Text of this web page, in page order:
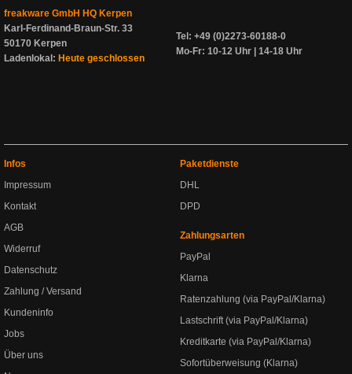
freakware GmbH HQ Kerpen
Karl-Ferdinand-Braun-Str. 33
50170 Kerpen
Ladenlokal: Heute geschlossen
Tel: +49 (0)2273-60188-0
Mo-Fr: 10-12 Uhr | 14-18 Uhr
Infos
Impressum
Kontakt
AGB
Widerruf
Datenschutz
Zahlung / Versand
Kundeninfo
Jobs
Über uns
Paketdienste
DHL
DPD
Zahlungsarten
PayPal
Klarna
Ratenzahlung (via PayPal/Klarna)
Lastschrift (via PayPal/Klarna)
Kreditkarte (via PayPal/Klarna)
Sofortüberweisung (Klarna)